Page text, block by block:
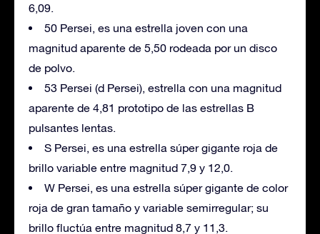
6,09.
50 Persei, es una estrella joven con una
magnitud aparente de 5,50 rodeada por un disco
de polvo.
53 Persei (d Persei), estrella con una magnitud
aparente de 4,81 prototipo de las estrellas B
pulsantes lentas.
S Persei, es una estrella súper gigante roja de
brillo variable entre magnitud 7,9 y 12,0.
W Persei, es una estrella súper gigante de color
roja de gran tamaño y variable semirregular; su
brillo fluctúa entre magnitud 8,7 y 11,3.